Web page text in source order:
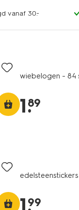
vanaf 30.-
wiebelogen - 84
1.
89
1.
99